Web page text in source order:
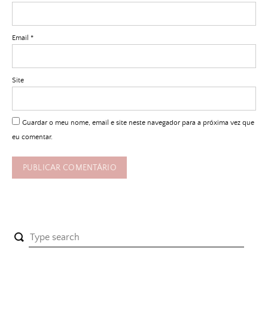
Email *
Site
Guardar o meu nome, email e site neste navegador para a próxima vez que
eu comentar.